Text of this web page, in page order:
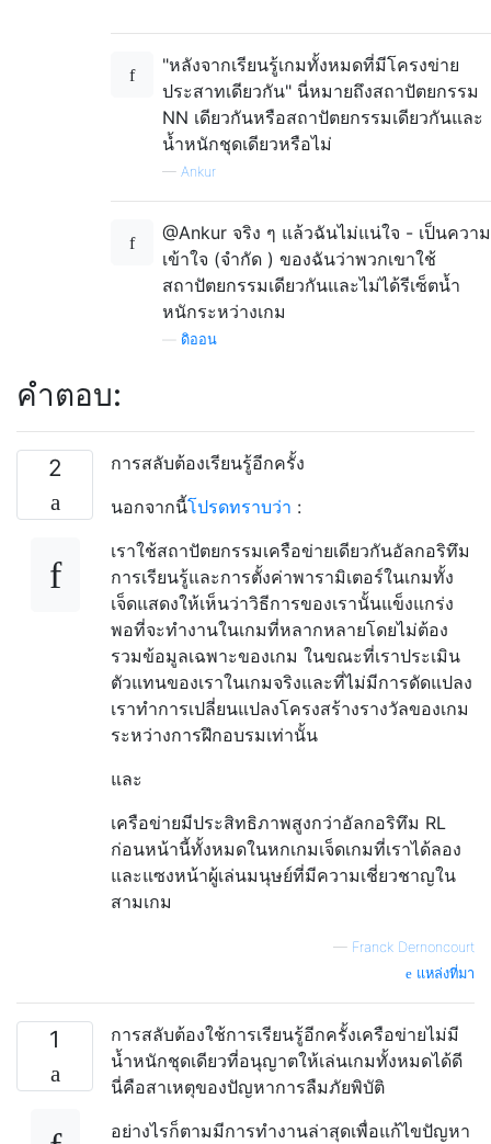
"หลังจากเรียนรู้เกมทั้งหมดที่มีโครงข่าย
ประสาทเดียวกัน" นี่หมายถึงสถาปัตยกรรม
NN เดียวกันหรือสถาปัตยกรรมเดียวกันและ
น้ำหนักชุดเดียวหรือไม่
— Ankur
@Ankur จริง ๆ แล้วฉันไม่แน่ใจ - เป็นความ
เข้าใจ (จำกัด ) ของฉันว่าพวกเขาใช้
สถาปัตยกรรมเดียวกันและไม่ได้รีเซ็ตน้ำ
หนักระหว่างเกม
ดิออน
คำตอบ:
2
การสลับต้องเรียนรู้อีกครั้ง
นอกจากนี้โปรดทราบว่า :
เราใช้สถาปัตยกรรมเครือข่ายเดียวกันอัลกอริทึม
การเรียนรู้และการตั้งค่าพารามิเตอร์ในเกมทั้ง
เจ็ดแสดงให้เห็นว่าวิธีการของเรานั้นแข็งแกร่ง
พอที่จะทำงานในเกมที่หลากหลายโดยไม่ต้อง
รวมข้อมูลเฉพาะของเกม ในขณะที่เราประเมิน
ตัวแทนของเราในเกมจริงและที่ไม่มีการดัดแปลง
เราทำการเปลี่ยนแปลงโครงสร้างรางวัลของเกม
ระหว่างการฝึกอบรมเท่านั้น
และ
เครือข่ายมีประสิทธิภาพสูงกว่าอัลกอริทึม RL
ก่อนหน้านี้ทั้งหมดในหกเกมเจ็ดเกมที่เราได้ลอง
และแซงหน้าผู้เล่นมนุษย์ที่มีความเชี่ยวชาญใน
สามเกม
— Franck Dernoncourt
แหล่งที่มา
1
การสลับต้องใช้การเรียนรู้อีกครั้งเครือข่ายไม่มี
น้ำหนักชุดเดียวที่อนุญาตให้เล่นเกมทั้งหมดได้ดี
นี่คือสาเหตุของปัญหาการลืมภัยพิบัติ
อย่างไรก็ตามมีการทำงานล่าสุดเพื่อแก้ไขปัญหา